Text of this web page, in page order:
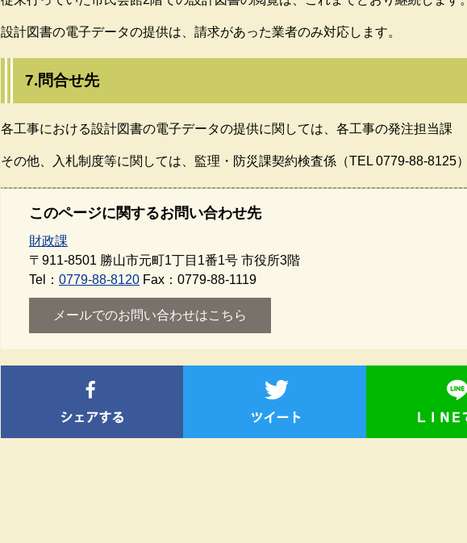
設計図書の電子データの提供は、請求があった業者のみ対応します。
7.問合せ先
各工事における設計図書の電子データの提供に関しては、各工事の発注担当課
その他、入札制度等に関しては、監理・防災課契約検査係（TEL 0779-88-8125）
このページに関するお問い合わせ先
財政課
〒911-8501 勝山市元町1丁目1番1号 市役所3階
Tel： 0779-88-8120 Fax：0779-88-1119
メールでのお問い合わせはこちら